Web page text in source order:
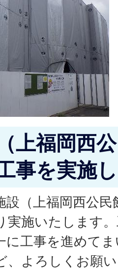
上福岡西
事を実施
設（上福岡西公
実施いたします
に工事を進めて
、よろしくお願